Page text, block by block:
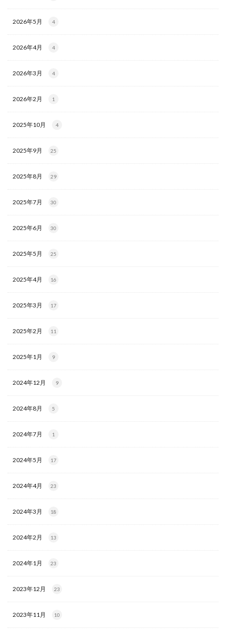
2026年5月 4
2026年4月 4
2026年3月 4
2026年2月 1
2025年10月 4
2025年9月 25
2025年8月 29
2025年7月 30
2025年6月 30
2025年5月 25
2025年4月 16
2025年3月 17
2025年2月 11
2025年1月 9
2024年12月 9
2024年8月 5
2024年7月 1
2024年5月 17
2024年4月 23
2024年3月 18
2024年2月 13
2024年1月 23
2023年12月 23
2023年11月 10